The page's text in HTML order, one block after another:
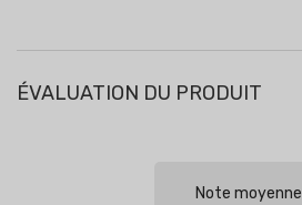
ÉVALUATION DU PRODUIT
Note moyenne